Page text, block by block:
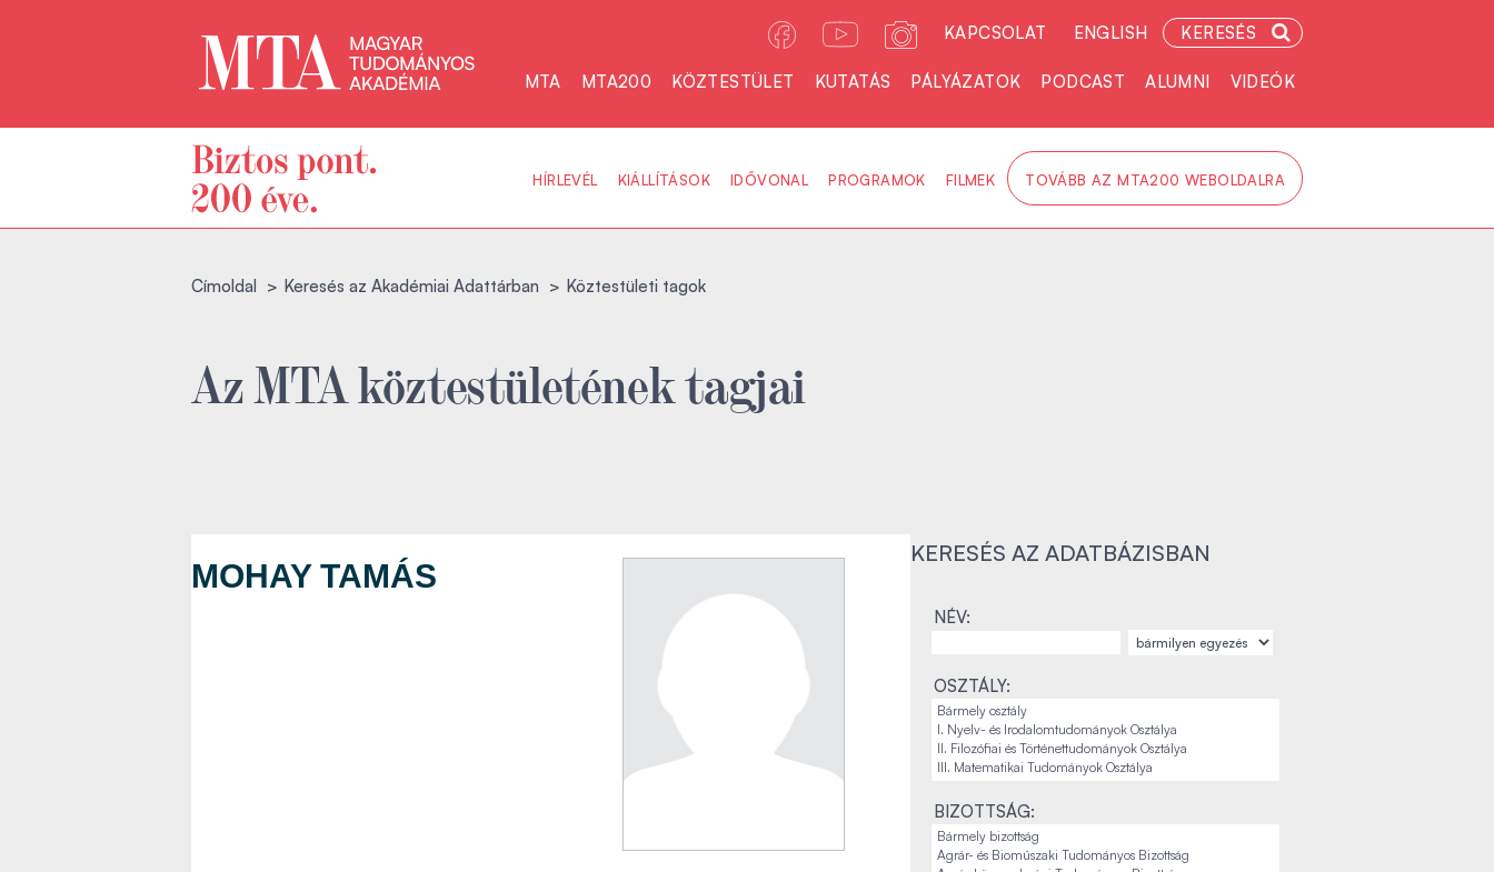
KAPCSOLAT ENGLISH KERESÉS
MTA MTA200 KÖZTESTÜLET KUTATÁS PÁLYÁZATOK PODCAST ALUMNI VIDEÓK
HÍRLEVÉL KIÁLLÍTÁSOK IDŐVONAL PROGRAMOK FILMEK TOVÁBB AZ MTA200 WEBOLDALRA
Címoldal Keresés az Akadémiai Adattárban Köztestületi tagok
Az MTA köztestületének tagjai
MOHAY TAMÁS
KERESÉS AZ ADATBÁZISBAN
NÉV:
OSZTÁLY:
BIZOTTSÁG: